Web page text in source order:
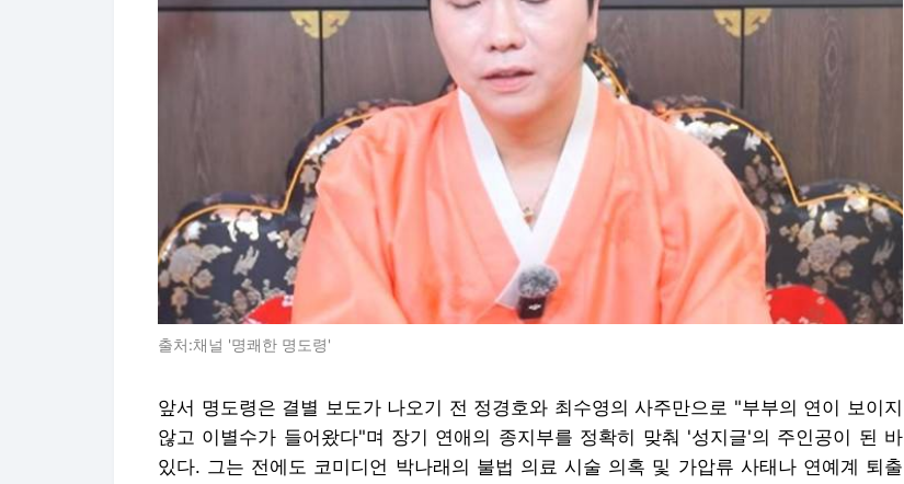
출처:채널 '명쾌한 명도령'
앞서 명도령은 결별 보도가 나오기 전 정경호와 최수영의 사주만으로 "부부의 연이 보이지
않고 이별수가 들어왔다"며 장기 연애의 종지부를 정확히 맞춰 '성지글'의 주인공이 된 바
있다. 그는 전에도 코미디언 박나래의 불법 의료 시술 의혹 및 가압류 사태나 연예계 퇴출